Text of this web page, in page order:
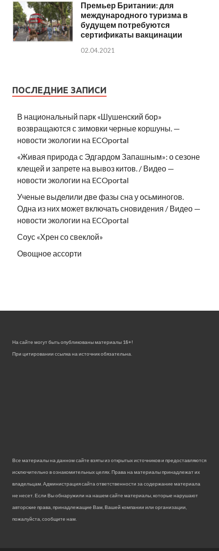
Премьер Британии: для
международного туризма в
будущем потребуются
сертификаты вакцинации
02.04.2021
ПОСЛЕДНИЕ ЗАПИСИ
В национальный парк «Шушенский бор»
возвращаются с зимовки черные коршуны. —
новости экологии на ECOportal
«Живая природа с Эдгардом Запашным»: о сезоне
клещей и запрете на вывоз китов. / Видео —
новости экологии на ECOportal
Ученые выделили две фазы сна у осьминогов.
Одна из них может включать сновидения / Видео —
новости экологии на ECOportal
Соус «Хрен со свеклой»
Овощное ассорти
На сайте могут быть опубликованы материалы 18+!
При цитировании ссылка на источник обязательна.
Все материалы на данном сайте взяты из открытых источников и предоставляются
исключительно в ознакомительных целях. Права на материалы принадлежат их
владельцам. Администрация сайта ответственности за содержание материала
не несет. Если Вы обнаружили на нашем сайте материалы, которые нарушают
авторские права, принадлежащие Вам, Вашей компании или организации,
пожалуйста, сообщите нам.